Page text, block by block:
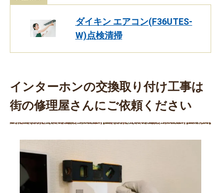
ダイキン エアコン(F36UTES-
W)点検清掃
インターホンの交換取り付け工事は
街の修理屋さんにご依頼ください